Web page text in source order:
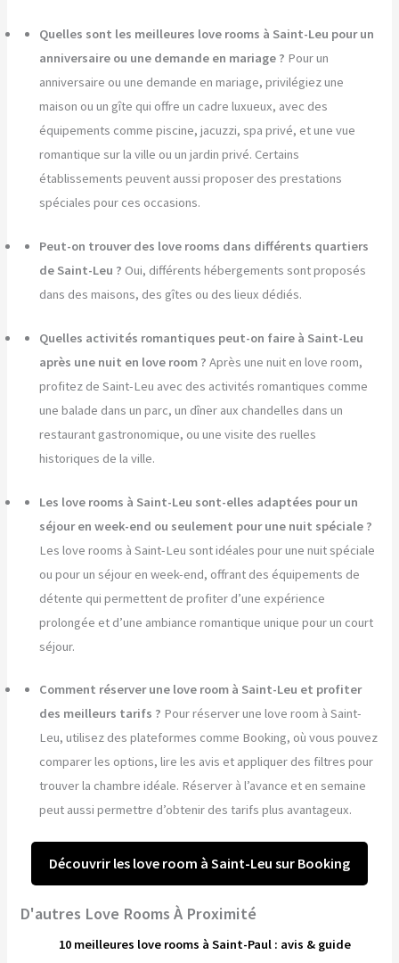
Quelles sont les meilleures love rooms à Saint-Leu pour un
anniversaire ou une demande en mariage ? Pour un
anniversaire ou une demande en mariage, privilégiez une
maison ou un gîte qui offre un cadre luxueux, avec des
équipements comme piscine, jacuzzi, spa privé, et une vue
romantique sur la ville ou un jardin privé. Certains
établissements peuvent aussi proposer des prestations
spéciales pour ces occasions.
Peut-on trouver des love rooms dans différents quartiers
de Saint-Leu ? Oui, différents hébergements sont proposés
dans des maisons, des gîtes ou des lieux dédiés.
Quelles activités romantiques peut-on faire à Saint-Leu
après une nuit en love room ? Après une nuit en love room,
profitez de Saint-Leu avec des activités romantiques comme
une balade dans un parc, un dîner aux chandelles dans un
restaurant gastronomique, ou une visite des ruelles
historiques de la ville.
Les love rooms à Saint-Leu sont-elles adaptées pour un
séjour en week-end ou seulement pour une nuit spéciale ?
Les love rooms à Saint-Leu sont idéales pour une nuit spéciale
ou pour un séjour en week-end, offrant des équipements de
détente qui permettent de profiter d’une expérience
prolongée et d’une ambiance romantique unique pour un court
séjour.
Comment réserver une love room à Saint-Leu et profiter
des meilleurs tarifs ? Pour réserver une love room à Saint-
Leu, utilisez des plateformes comme Booking, où vous pouvez
comparer les options, lire les avis et appliquer des filtres pour
trouver la chambre idéale. Réserver à l’avance et en semaine
peut aussi permettre d’obtenir des tarifs plus avantageux.
Découvrir les love room à Saint-Leu sur Booking
D'autres Love Rooms À Proximité
10 meilleures love rooms à Saint-Paul : avis & guide